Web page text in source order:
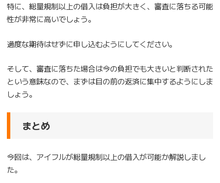
特に、総量規制以上の借入は負担が大きく、審査に落ちる可能
性が非常に高いでしょう。
過度な期待はせずに申し込むようにしてください。
そして、審査に落ちた場合は今の負担でも大きいと判断された
という意味なので、まずは目の前の返済に集中するようにしま
しょう。
まとめ
今回は、アイフルが総量規制以上の借入が可能か解説しまし
た。